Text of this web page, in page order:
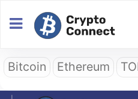
Bitcoin Ethereum